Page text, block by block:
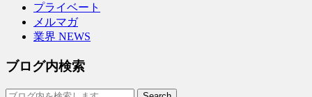
プライベート
メルマガ
業界 NEWS
ブログ内検索